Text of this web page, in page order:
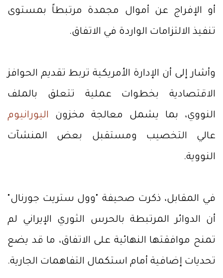
أو الإفراج عن أموال مجمدة مرتبطاً بمستوى
تنفيذ الالتزامات الواردة في الاتفاق.
وأشار إلى أن الإدارة الأمريكية تربط تقديم الحوافز
الاقتصادية بخطوات عملية تتعلق بالملف
النووي، بما يشمل معالجة مخزون اليورانيوم
عالي التخصيب ومستقبل بعض المنشآت
النووية.
في المقابل، ذكرت صحيفة "وول ستريت جورنال"
أن الدوائر المرتبطة بالحرس الثوري الإيراني لم
تمنح موافقتها النهائية على الاتفاق، ما قد يضع
تحديات إضافية أمام استكمال التفاهمات الجارية.